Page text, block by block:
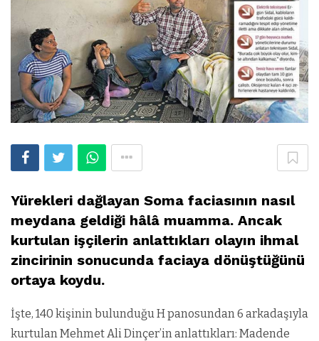
Yürekleri dağlayan Soma faciasının nasıl
meydana geldiği hâlâ muamma. Ancak
kurtulan işçilerin anlattıkları olayın ihmal
zincirinin sonucunda faciaya dönüştüğünü
ortaya koydu.
İşte, 140 kişinin bulunduğu H panosundan 6 arkadaşıyla
kurtulan Mehmet Ali Dinçer’in anlattıkları: Madende